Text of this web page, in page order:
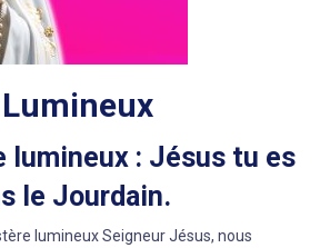
lumineux : Jésus tu es
le Jourdain.
lumineux Seigneur Jésus, nous